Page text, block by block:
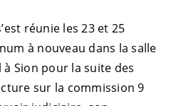
réunie les 23 et 25
à nouveau dans la salle
à Sion pour la suite des
sur la commission 9